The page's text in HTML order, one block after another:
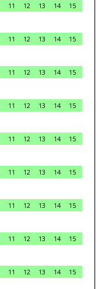
11 12 13 14
15
11 12 13 14
15
11 12 13 14
15
11 12 13 14
15
11 12 13 14
15
11 12 13 14
15
11 12 13 14
15
11 12 13 14
15
11 12 13 14
15